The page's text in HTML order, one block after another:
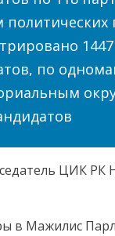
политических
1447
по
ЦИК РК
в Мажилис